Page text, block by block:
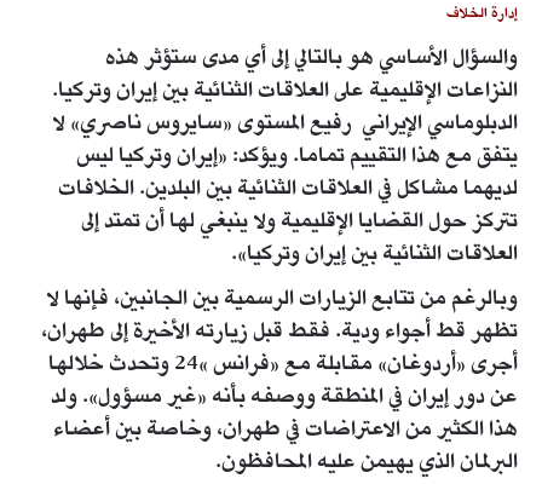
إدارة الخلاف
والسؤال الأساسي هو بالتالي إلى أي مدى ستؤثر هذه
النزاعات الإقليمية على العلاقات الثنائية بين إيران وتركيا.
الدبلوماسي الإيراني رفيع المستوى «سايروس ناصري» لا
يتفق مع هذا التقييم تماما. ويؤكد: «إيران وتركيا ليس
لديهما مشاكل في العلاقات الثنائية بين البلدين. الخلافات
تتركز حول القضايا الإقليمية ولا ينبغي لها أن تمتد إلى
العلاقات الثنائية بين إيران وتركيا».
وبالرغم من تتابع الزيارات الرسمية بين الجانبين، فإنها لا
تظهر قط أجواء ودية. فقط قبل زيارته الأخيرة إلى طهران،
أجرى «أردوغان» مقابلة مع «فرانس »24 وتحدث خلالها
عن دور إيران في المنطقة ووصفه بأنه «غير مسؤول». ولد
هذا الكثير من الاعتراضات في طهران، وخاصة بين أعضاء
البرلمان الذي يهيمن عليه المحافظون.